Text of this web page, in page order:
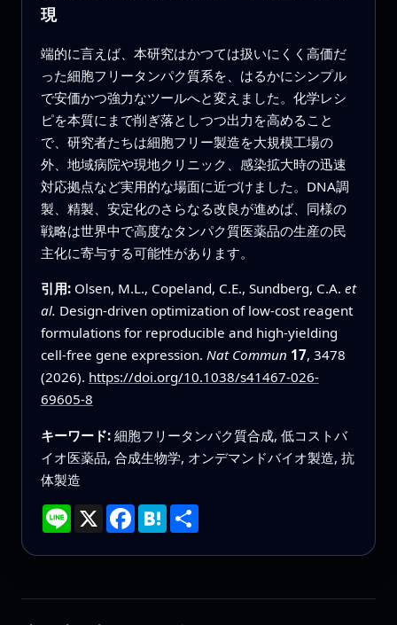
現
端的に言えば、本研究はかつては扱いにくく高価だ
った細胞フリータンパク質系を、はるかにシンプル
で安価かつ強力なツールへと変えました。化学レシ
ピを本質にまで削ぎ落としつつ出力を高めること
で、研究者たちは細胞フリー製造を大規模工場の
外、地域病院や現地クリニック、感染拡大時の迅速
対応拠点など実用的な場面に近づけました。DNA調
製、精製、安定化のさらなる改良が進めば、同様の
戦略は世界中で高度なタンパク質医薬品の生産の民
主化に寄与する可能性があります。
引用: Olsen, M.L., Copeland, C.E., Sundberg, C.A. et
al. Design-driven optimization of low-cost reagent
formulations for reproducible and high-yielding
cell-free gene expression. Nat Commun 17, 3478
(2026). https://doi.org/10.1038/s41467-026-
69605-8
キーワード: 細胞フリータンパク質合成, 低コストバ
イオ医薬品, 合成生物学, オンデマンドバイオ製造, 抗
体製造
Line X Facebook
Hatena
共
有